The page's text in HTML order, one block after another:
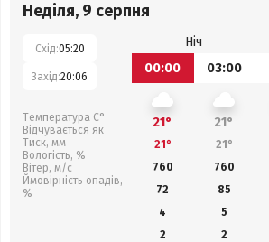
Неділя, 9 серпня
Схід:05:20
Захід:20:06
Температура С°
Відчувається як
Тиск, мм
Вологість, %
Вітер, м/с
Ймовірність опадів,
%
Ніч
00:00
03:00
21° 21°
21° 21°
760
760
72
85
4
5
2
2